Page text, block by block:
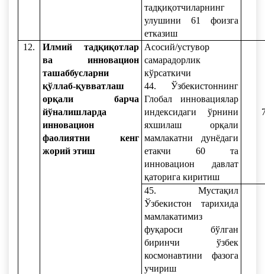
тадқиқотчиларнинг
улушини 61 фоизга
етказиш
12.
Илмий тадқиқотлар
ва инновацион
ташаббусларни
қўллаб-қувватлаш
орқали барча
йўналишларда
инновацион
фаолиятни кенг
жорий этиш
Асосий/устувор
самарадорлик
кўрсаткичи
44. Ўзбекистоннинг
Глобал инновациялар
индексидаги ўрнини
яхшилаш орқали
мамлакатни дунёдаги
етакчи 60 та
инновацион давлат
қаторига киритиш
45. Мустақил
Ўзбекистон тарихида
мамлакатимиз
фуқароси бўлган
биринчи ўзбек
космонавтини фазога
учириш